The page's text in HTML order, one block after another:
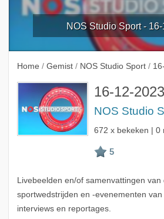
NOS Studio Sport -
Home / Gemist / NOS Studio Sport /
16-12-2023
NOS Studio
672 x bekeken | 0
Livebeelden en/of samenvattingen van
sportwedstrijden en -evenementen
interviews en reportages.